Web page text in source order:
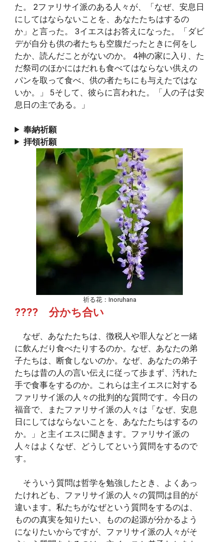
た。 2ファリサイ派のある人々が、「なぜ、安息日
にしてはならないことを、あなたたちはするの
か」と言った。 3イエスはお答えになった。「ダビ
デが自分も供の者たちも空腹だったときに何をし
たか、読んだことがないのか。 4神の家に入り、た
だ祭司のほかにはだれも食べてはならない供えの
パンを取って食べ、供の者たちにも与えたではな
いか。」 5そして、彼らに言われた。「人の子は安
息日の主である。」
奉納祈願
拝領祈願
祈る花：Inoruhana
???? 分かち合い
なぜ、あなたたちは、徴税人や罪人などと一緒
に飲んだり食べたりするのか。なぜ、あなたの弟
子たちは、断食しないのか。なぜ、あなたの弟子
たちは昔の人の言い伝えに従って歩まず、汚れた
手で食事をするのか。これらは主イエスに対する
ファリサイ派の人々の批判的な質問です。今日の
福音で、またファリサイ派の人々は「なぜ、安息
日にしてはならないことを、あなたたちはするの
か。」と主イエスに聞きます。ファリサイ派の
人々はよくなぜ、どうしてという質問をするので
す。
そういう質問は哲学を勉強したとき、よくあっ
たけれども、ファリサイ派の人々の質問は目的が
違います。私たちがなぜという質問をするのは、
ものの真実を知りたい、ものの起源が分かるよう
になりたいからですが、ファリサイ派の人々がそ